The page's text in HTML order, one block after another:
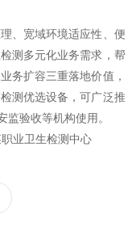
、宽域环境适应性、便
测多元化业务需求，帮
务扩容三重落地价值，
测优选设备，可广泛推
监验收等机构使用。